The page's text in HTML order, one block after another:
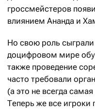
гроссмейстеров
влиянием Ананда и
Но свою роль
доцифровом мире
также проведение
часто требовали
(а это не всегда
Теперь же все игроки